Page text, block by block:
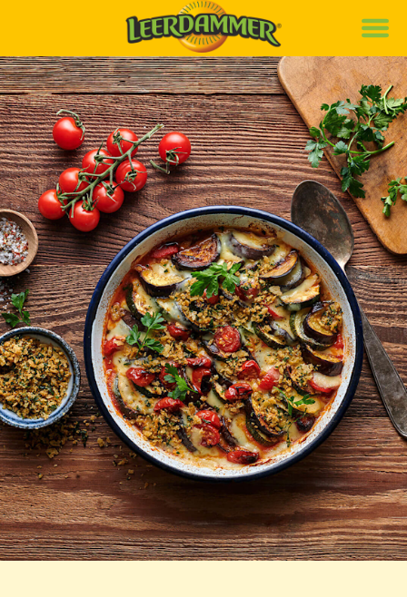
Marke
Rezepte
Produkte
News
Nachhaltigkeit
Karriere